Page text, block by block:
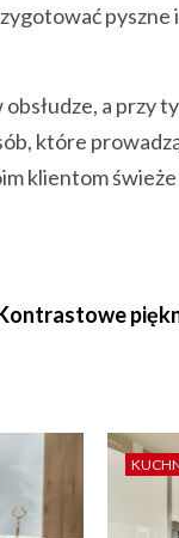
a przy
które
klientom